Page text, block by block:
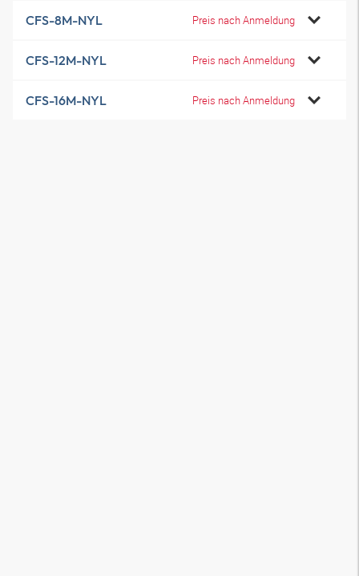
CFS-8M-NYL Preis nach Anmeldung
CFS-12M-NYL Preis nach Anmeldung
CFS-16M-NYL Preis nach Anmeldung